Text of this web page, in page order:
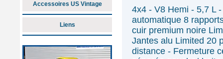
Accessoires US Vintage
Liens
4x4 - V8 Hemi - 5,7 L
automatique 8
cuir premium noire
Jantes alu Limited 20
distance - Fermeture